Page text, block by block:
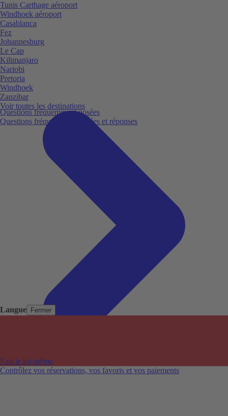
Langue Fermer
Questions fréquemment posées
Questions fréquemment posées et réponses
Fais le toi-même
Contrôlez vos réservations, vos favoris et vos paiements
Tunis Carthage aéroport
Windhoek aéroport
Casablanca
Fez
Johannesburg
Le Cap
Kilimanjaro
Nariobi
Pretoria
Windhoek
Zanzibar
Voir toutes les destinations
Aéroports populaires
Villes populaires
Australie